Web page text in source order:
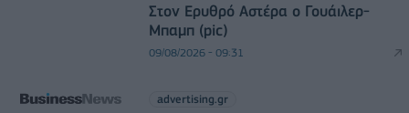
Στον Ερυθρό Αστέρα ο Γουάιλερ-
Μπαμπ (pic)
09/08/2026 - 09:31
advertising.gr